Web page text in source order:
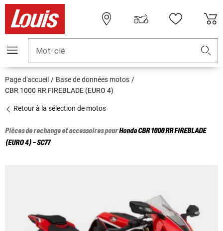
Mot-clé
Page d'accueil
Base de données motos
CBR 1000 RR FIREBLADE (EURO 4)
Retour à la sélection de motos
Pièces de rechange et accessoires pourHondaCBR 1000 RR FIREBLADE
(EURO 4) - SC77